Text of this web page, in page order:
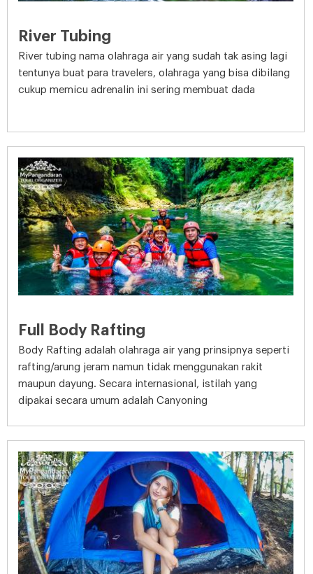
River Tubing
River tubing nama olahraga air yang sudah tak asing lagi
tentunya buat para travelers, olahraga yang bisa dibilang
cukup memicu adrenalin ini sering membuat dada
Full Body Rafting
Body Rafting adalah olahraga air yang prinsipnya seperti
rafting/arung jeram namun tidak menggunakan rakit
maupun dayung. Secara internasional, istilah yang
dipakai secara umum adalah Canyoning